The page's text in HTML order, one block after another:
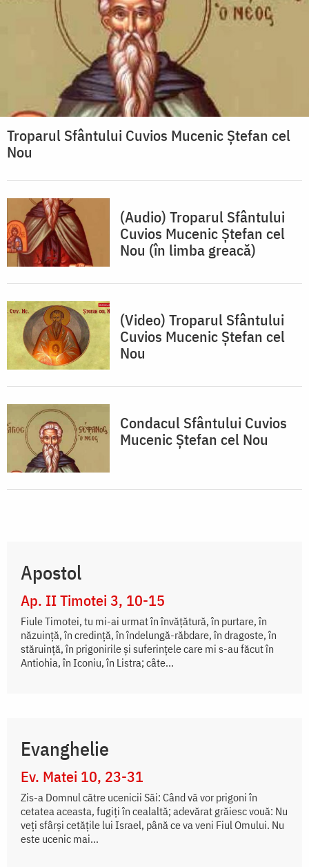
Troparul Sfântului Cuvios Mucenic Ştefan cel
Nou
(Audio) Troparul Sfântului
Cuvios Mucenic Ștefan cel
Nou (în limba greacă)
(Video) Troparul Sfântului
Cuvios Mucenic Ștefan cel
Nou
Condacul Sfântului Cuvios
Mucenic Ştefan cel Nou
Apostol
Ap. II Timotei 3, 10-15
Fiule Timotei, tu mi-ai urmat în învățătură, în purtare, în
năzuință, în credință, în îndelungă-răbdare, în dragoste, în
stăruință, în prigonirile și suferințele care mi s-au făcut în
Antiohia, în Iconiu, în Listra; câte...
Evanghelie
Ev. Matei 10, 23-31
Zis-a Domnul către ucenicii Săi: Când vă vor prigoni în
cetatea aceasta, fugiți în cealaltă; adevărat grăiesc vouă: Nu
veți sfârși cetățile lui Israel, până ce va veni Fiul Omului. Nu
este ucenic mai...